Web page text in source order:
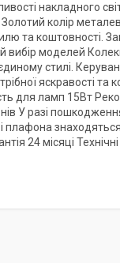
накладного
колір
та коштовності.
вибір моделей
стилі.
яскравості та
для ламп 15Вт
У разі
знаходяться
24 місяці